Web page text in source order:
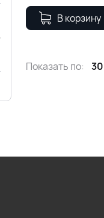
В корзину
Показать по: 30